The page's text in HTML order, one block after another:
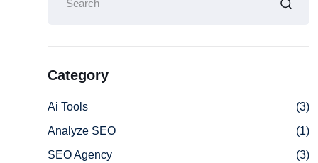
Category
Ai Tools
(3)
Analyze SEO
(1)
SEO Agency
(3)